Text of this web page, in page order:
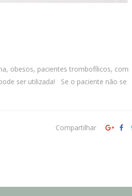
obesos, pacientes trombofílicos, com
ser utilizada! Se o paciente não se
Compartilhar